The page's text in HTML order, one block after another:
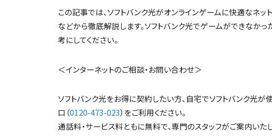
この記事では、ソフトバンク光がオンラインゲームに快適なネ
などから徹底解説します。ソフトバンク光でゲームができなか
考にしてください。
＜インターネットのご相談・お問い合わせ＞
ソフトバンク光をお得に契約したい方、自宅でソフトバンク光
口（0120-473-023）をご利用ください。
通話料・サービス料ともに無料で、専門のスタッフがご案内いたし